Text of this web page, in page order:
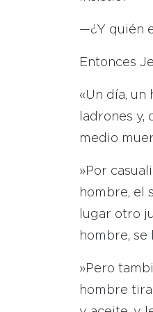
—¿Y quién
Entonces
«Un día, un
ladrones
medio
»Por
hombre, el
lugar otro
hombre, se
»Pero
hombre